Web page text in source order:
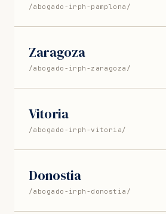
/abogado-irph-pamplona/
Zaragoza
/abogado-irph-zaragoza/
Vitoria
/abogado-irph-vitoria/
Donostia
/abogado-irph-donostia/